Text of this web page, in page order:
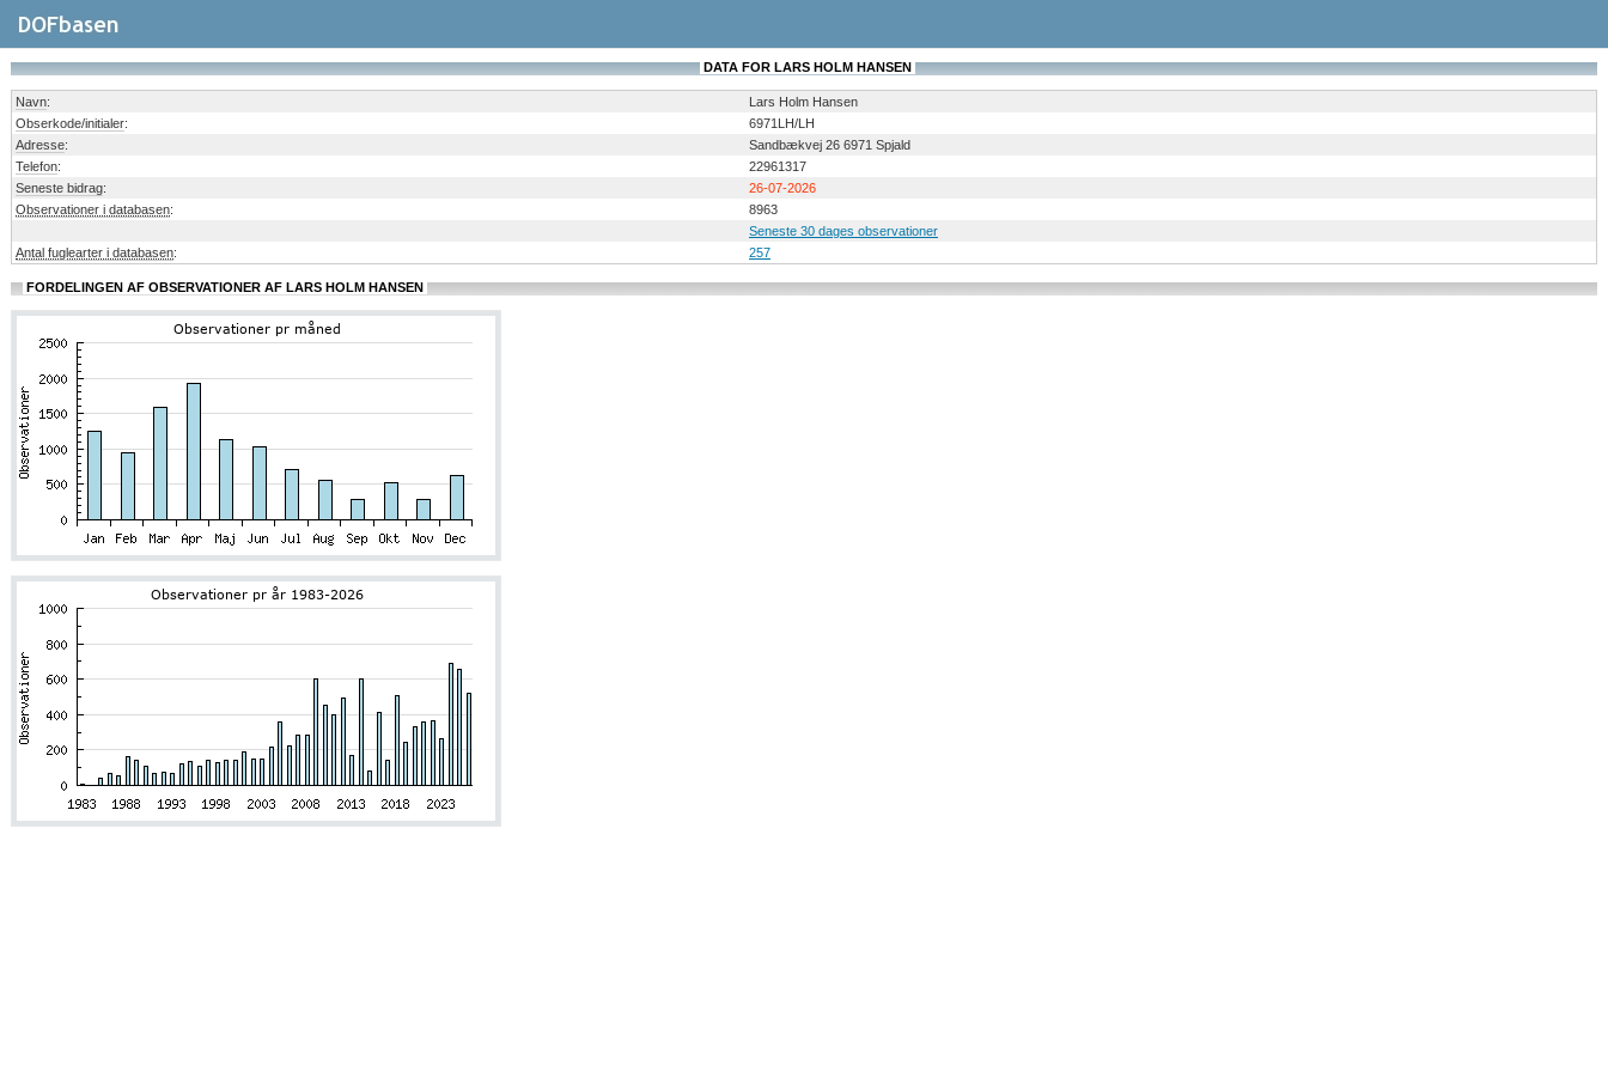
DATA FOR LARS HOLM HANSEN
Navn:
Lars Holm Hansen
Obserkode/initialer:
6971LH/LH
Adresse:
Sandbækvej 26 6971 Spjald
Telefon:
22961317
Seneste bidrag:
26-07-2026
Observationer i databasen:
8963
Seneste 30 dages observationer
Antal fuglearter i databasen: 257
FORDELINGEN AF OBSERVATIONER AF LARS HOLM HANSEN